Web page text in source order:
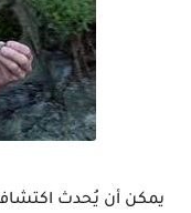
يمكن أن يُحدث